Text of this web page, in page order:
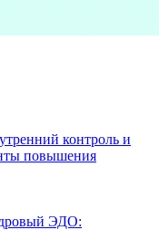
контроль и
повышения
ЭДО: